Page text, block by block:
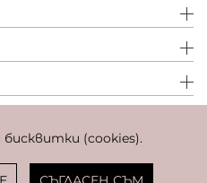
бисквитки (cookies).
1 EUR = 1,95583 BGN